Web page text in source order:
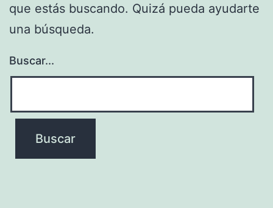
que estás buscando. Quizá pueda ayudarte
una búsqueda.
Buscar...